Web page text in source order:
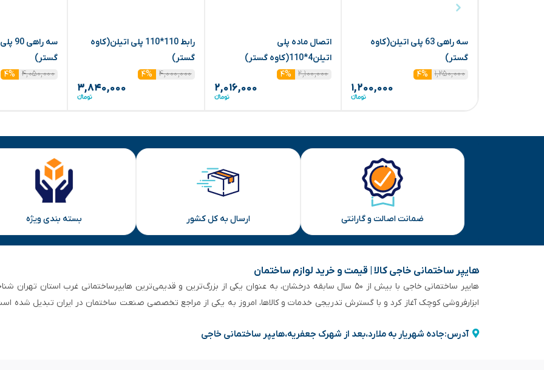
سه راهی 63 پلی اتیلن(کاوه
گستر)
۱,۲۵۰,۰۰۰
۴%
۱,۲۰۰,۰۰۰
اتصال ماده پلی
اتیلن4*110(کاوه گستر)
۲,۱۰۰,۰۰۰
۴%
۲,۰۱۶,۰۰۰
رابط 110*110 پلی اتیلن(کاوه
گستر)
۴,۰۰۰,۰۰۰
۴%
۳,۸۴۰,۰۰۰
سه
گستر)
۴,۰۵۰,۰۰۰
۴%
ضمانت اصالت و گارانتی ارسال به کل کشور بسته بندی ویژه
هایپر ساختمانی خاجی‌ کالا | قیمت و خرید لوازم ساختمان
هایپر ساختمانی خاجی‌ با بیش از ۵۰ سال سابقه‌ درخشان، به عنوان یکی از بزرگ‌ترین و قدیمی‌ترین هایپرساختمانی‌ غرب
ابزارفروشی کوچک آغاز کرد و با گسترش تدریجی خدمات و کالاها، امروز به یکی از مراجع تخصصی صنعت ساختمان در ایران تبدیل شده
آدرس:جاده شهریار به ملارد،بعد از شهرک جعفریه،هایپر ساختمانی خاجی